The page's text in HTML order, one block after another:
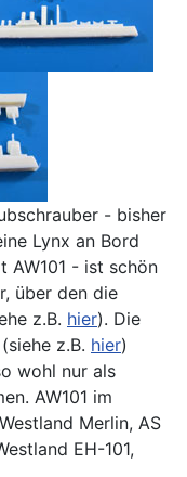
- bisher
Lynx an Bord
AW101 - ist schön
über den die
z.B. hier). Die
z.B. hier)
wohl nur als
AW101 im
Merlin, AS
EH-101,